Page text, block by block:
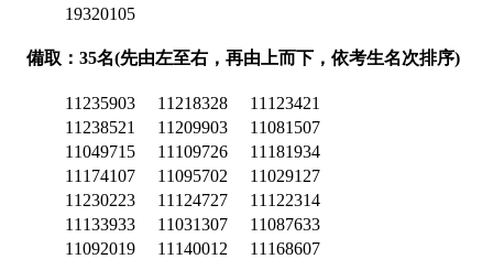
19320105
備取：35名(先由左至右，再由上而下，依考生名次排序)
11235903 11218328
11123421
11238521
11209903
11081507
11049715
11109726
11181934
11174107
11095702
11029127
11230223
11124727
11122314
11133933
11031307
11087633
11092019
11140012
11168607